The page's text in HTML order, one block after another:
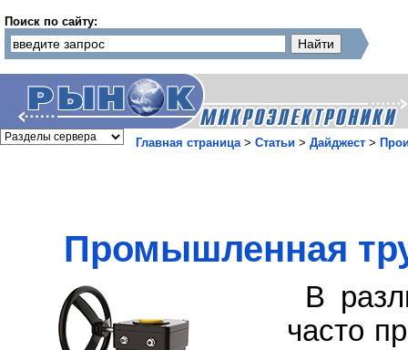
Поиск по сайту:
Главная страница> Статьи > Дайджест >
Промышленная
В
часто